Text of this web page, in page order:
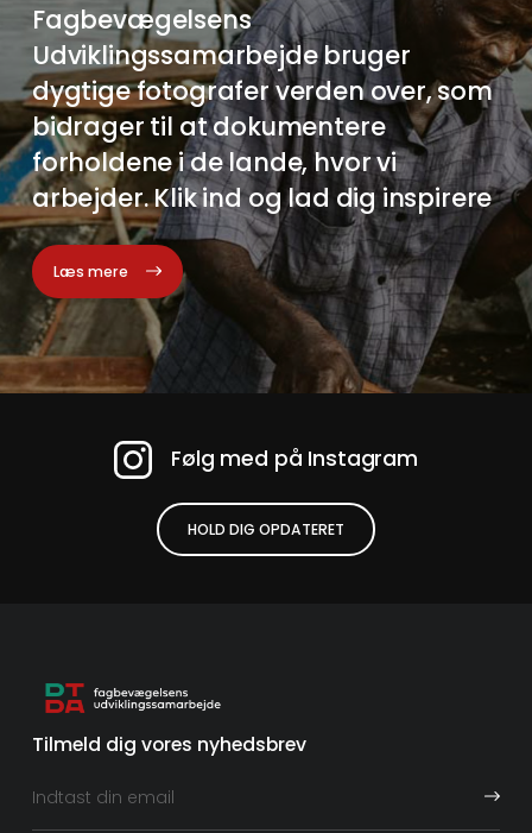
Fagbevægelsens
Udviklingssamarbejde bruger
dygtige fotografer verden over, som
bidrager til at dokumentere
forholdene i de lande, hvor vi
arbejder. Klik ind og lad dig inspirere
Læs mere
Følg med på Instagram
HOLD DIG OPDATERET
Tilmeld dig vores nyhedsbrev